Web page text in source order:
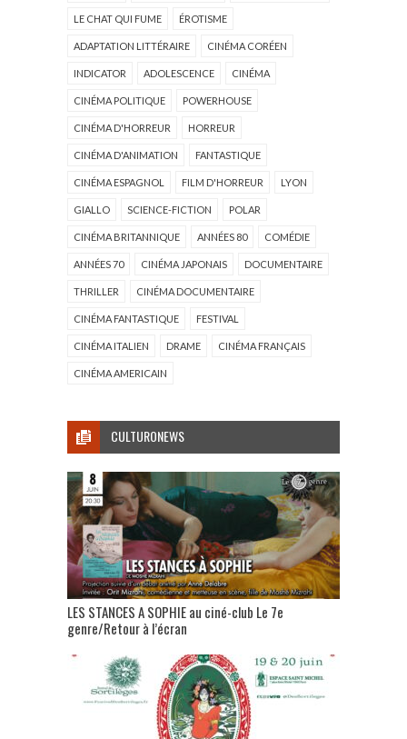
LE CHAT QUI FUME ÉROTISME
ADAPTATION LITTÉRAIRE CINÉMA CORÉEN
INDICATOR ADOLESCENCE CINÉMA
CINÉMA POLITIQUE POWERHOUSE
CINÉMA D'HORREUR HORREUR
CINÉMA D'ANIMATION FANTASTIQUE
CINÉMA ESPAGNOL FILM D'HORREUR LYON
GIALLO SCIENCE-FICTION POLAR
CINÉMA BRITANNIQUE ANNÉES 80 COMÉDIE
ANNÉES 70 CINÉMA JAPONAIS DOCUMENTAIRE
THRILLER CINÉMA DOCUMENTAIRE
CINÉMA FANTASTIQUE FESTIVAL
CINÉMA ITALIEN DRAME CINÉMA FRANÇAIS
CINÉMA AMERICAIN
CULTURONEWS
LES STANCES A SOPHIE au ciné-club Le 7e
genre/Retour à l’écran